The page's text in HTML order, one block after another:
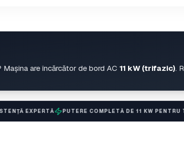
Mașina are încărcător de bord AC 11 kW (trifazic).
PUTERE COMPLETĂ DE 11 KW PENTRU TESLA MODEL